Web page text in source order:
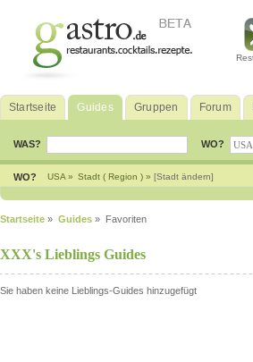
Startseite Guides Gruppen Forum
WAS? WO?
WO? USA » Stadt ( Region ) » [Stadt ändern]
Startseite » Guides » Favoriten
XXX's Lieblings Guides
Sie haben keine Lieblings-Guides hinzugefügt